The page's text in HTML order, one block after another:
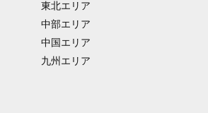
東北エリア
中部エリア
中国エリア
九州エリア